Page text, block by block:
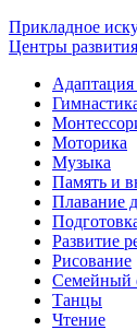
Прикладное
Центры развития
Адаптация
Моторика
Музыка
Память и
Плавание
Развитие
Рисование
Семейный
Танцы
Чтение